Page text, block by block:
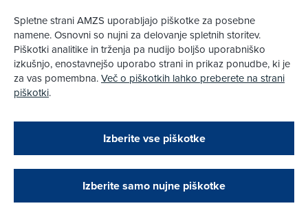
Zapri
Podarjamo vam 10 €!
Obstoječi in novi AMZS člani, ki boste v AMZS
opravili registracijo vozila, boste prejeli
vrednostno darilno kartico z dobroimetjem v višini
Piškotki
Politika zasebnosti
Informacije o obdelavi osebnih podatkov - videonadzor
Pravno obvestilo
Izvensodno reševanje potrošniških sporov
Cenik članstva AMZS
Pri spletni včlanitvi so podprta naslednja plačilna sredstva:
Spletne strani AMZS uporabljajo piškotke za posebne
namene. Osnovni so nujni za delovanje spletnih storitev.
Piškotki analitike in trženja pa nudijo boljšo uporabniško
izkušnjo, enostavnejšo uporabo strani in prikaz ponudbe, ki je
za vas pomembna.Več o piškotkih lahko preberete na strani
piškotki.
Izberite vse piškotke
Izberite samo nujne piškotke